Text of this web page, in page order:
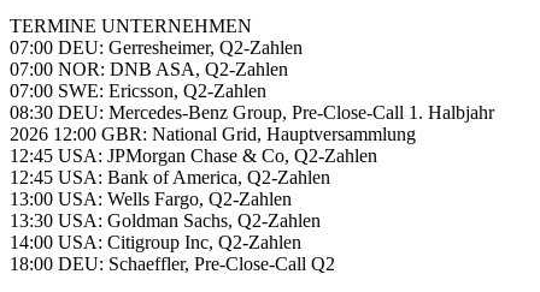
TERMINE UNTERNEHMEN
07:00 DEU: Gerresheimer, Q2-Zahlen
07:00 NOR: DNB ASA, Q2-Zahlen
07:00 SWE: Ericsson, Q2-Zahlen
08:30 DEU: Mercedes-Benz Group, Pre-Close-Call 1. Halbjahr
2026 12:00 GBR: National Grid, Hauptversammlung
12:45 USA: JPMorgan Chase & Co, Q2-Zahlen
12:45 USA: Bank of America, Q2-Zahlen
13:00 USA: Wells Fargo, Q2-Zahlen
13:30 USA: Goldman Sachs, Q2-Zahlen
14:00 USA: Citigroup Inc, Q2-Zahlen
18:00 DEU: Schaeffler, Pre-Close-Call Q2